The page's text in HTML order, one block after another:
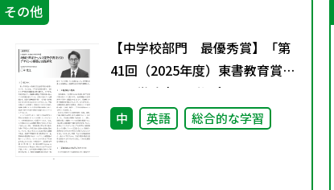
その他
【中学校部門 最優秀賞】「第
41回（2025年度）東書教育賞」
の入賞論文のご紹介
中 英語 総合的な学習